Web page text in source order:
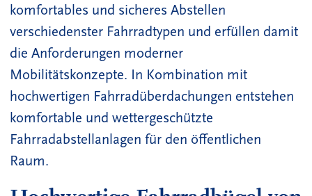
komfortables und sicheres Abstellen
verschiedenster Fahrradtypen und erfüllen damit
die Anforderungen moderner
Mobilitätskonzepte. In Kombination mit
hochwertigen Fahrradüberdachungen entstehen
komfortable und wettergeschützte
Fahrradabstellanlagen für den öffentlichen
Raum.